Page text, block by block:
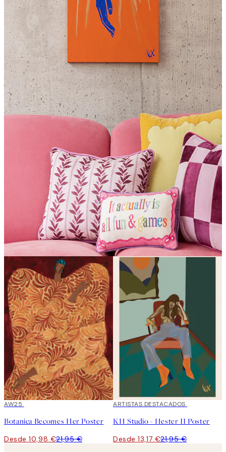
50%*
AW25
Botanica Becomes Her Poster
Desde 10,98 €21,95 €
40%*
ARTISTAS DESTACADOS
KH Studio - Hester II Poster
Desde 13,17 €21,95 €